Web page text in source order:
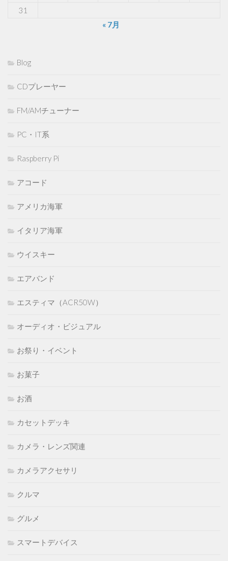
31
« 7月
Blog
CDプレーヤー
FM/AMチューナー
PC・IT系
Raspberry Pi
アコード
アメリカ海軍
イタリア海軍
ウイスキー
エアバンド
エスティマ（ACR50W）
オーディオ・ビジュアル
お祭り・イベント
お菓子
お酒
カセットデッキ
カメラ・レンズ関連
カメラアクセサリ
クルマ
グルメ
スマートデバイス